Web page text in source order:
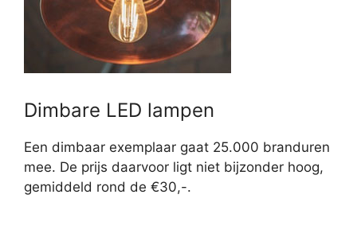
Dimbare LED lampen
Een dimbaar exemplaar gaat 25.000 branduren
mee. De prijs daarvoor ligt niet bijzonder hoog,
gemiddeld rond de €30,-.